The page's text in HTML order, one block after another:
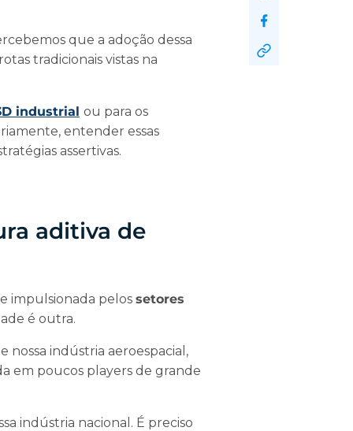
que a adoção dessa
tradicionais vistas na
industrial ou para os
entender essas
assertivas.
aditiva de
impulsionada pelos setores
é outra.
nossa indústria aeroespacial,
em poucos players de grande
indústria nacional. É preciso